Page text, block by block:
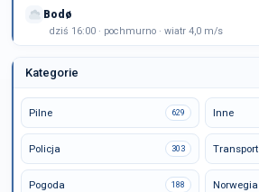
Bodø
dziś 16:00 · pochmurno · wiatr 4,0 m/s
Kategorie
Pilne 629 Inne
Policja 303 Transport
Pogoda 188 Norwegia